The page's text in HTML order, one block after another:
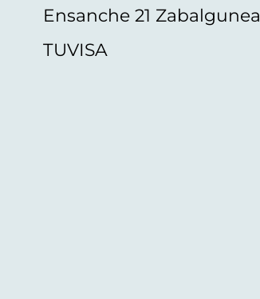
Ensanche 21 Zabalgunea
TUVISA